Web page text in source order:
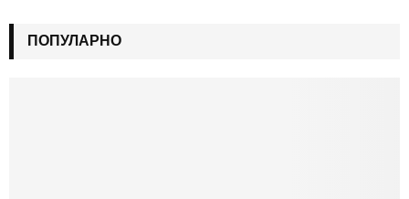
ПОПУЛАРНО